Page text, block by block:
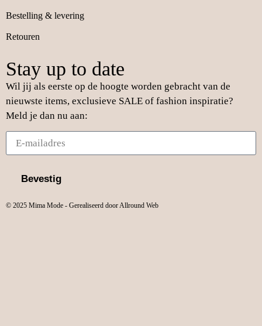
Bestelling & levering
Retouren
Stay up to date
Wil jij als eerste op de hoogte worden gebracht van de
nieuwste items, exclusieve SALE of fashion inspiratie?
Meld je dan nu aan:
Bevestig
© 2025 Mima Mode - Gerealiseerd door Allround Web